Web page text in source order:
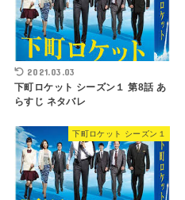
2021.03.03
下町ロケット シーズン１ 第8話 あ
らすじ ネタバレ
下町ロケット シーズン１